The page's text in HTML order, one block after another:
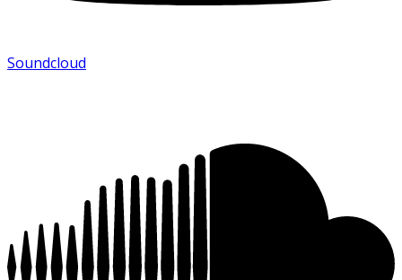
Soundcloud